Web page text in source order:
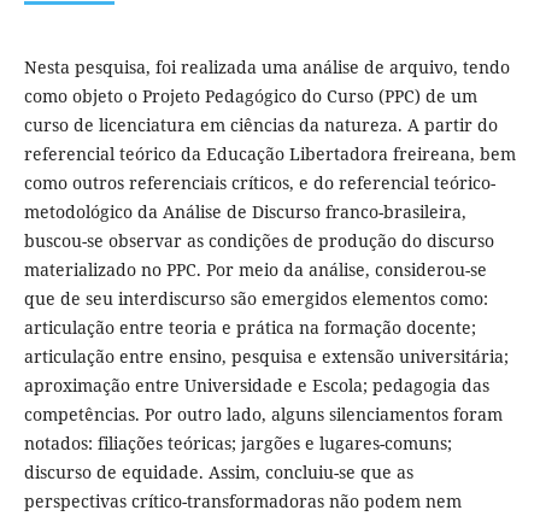
Nesta pesquisa, foi realizada uma análise de arquivo, tendo
como objeto o Projeto Pedagógico do Curso (PPC) de um
curso de licenciatura em ciências da natureza. A partir do
referencial teórico da Educação Libertadora freireana, bem
como outros referenciais críticos, e do referencial teórico-
metodológico da Análise de Discurso franco-brasileira,
buscou-se observar as condições de produção do discurso
materializado no PPC. Por meio da análise, considerou-se
que de seu interdiscurso são emergidos elementos como:
articulação entre teoria e prática na formação docente;
articulação entre ensino, pesquisa e extensão universitária;
aproximação entre Universidade e Escola; pedagogia das
competências. Por outro lado, alguns silenciamentos foram
notados: filiações teóricas; jargões e lugares-comuns;
discurso de equidade. Assim, concluiu-se que as
perspectivas crítico-transformadoras não podem nem